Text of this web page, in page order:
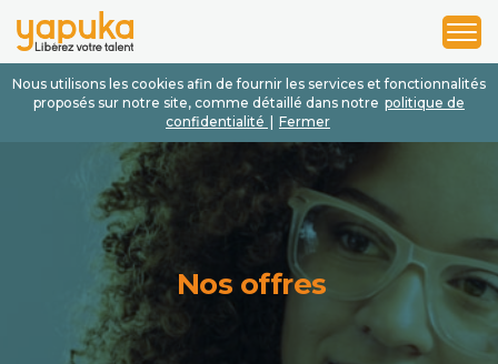
Nous utilisons les cookies afin de fournir les services et fonctionnalités
proposés sur notre site, comme détaillé dans notre politique de
confidentialité
Fermer
1
2
3
Nos offres